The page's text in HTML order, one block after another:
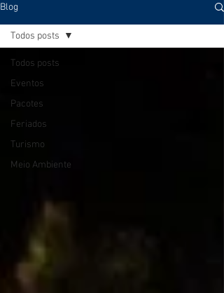
Blog
Todos posts
Eventos
Pacotes
Feriados
Turismo
Meio Ambiente
Todos posts